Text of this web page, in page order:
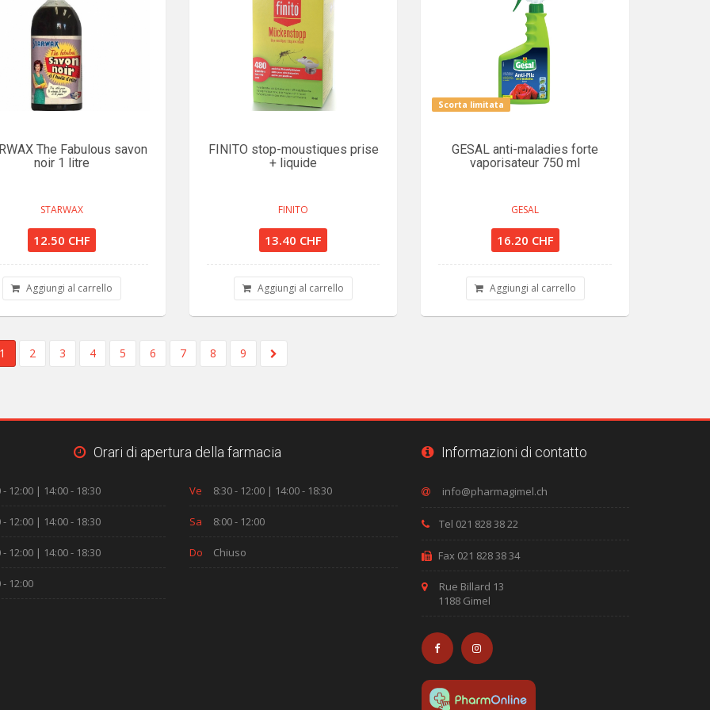
The Fabulous savon
noir 1 litre
STARWAX
12.50 CHF
Aggiungi al carrello
FINITO stop-moustiques prise
+ liquide
FINITO
13.40 CHF
Aggiungi al carrello
Scorta limitata
GESAL anti-maladies forte
vaporisateur 750 ml
GESAL
16.20 CHF
Aggiungi al carrello
2 3 4 5 6 7 8 9
Orari di apertura della farmacia
- 12:00 | 14:00 - 18:30
- 12:00 | 14:00 - 18:30
- 12:00 | 14:00 - 18:30
- 12:00
Ve 8:30 - 12:00 | 14:00 - 18:30
Sa 8:00 - 12:00
Do Chiuso
Informazioni di contatto
Tel 021 828 38 22
Fax 021 828 38 34
Rue Billard 13
1188 Gimel